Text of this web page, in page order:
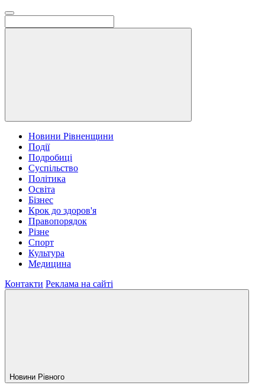
Новини Рівненщини
Події
Подробиці
Суспільство
Політика
Освіта
Бізнес
Крок до здоров'я
Правопорядок
Різне
Спорт
Культура
Медицина
Контакти Реклама на сайті
Новини Рiвного